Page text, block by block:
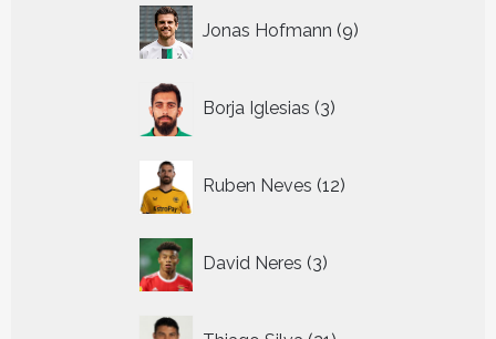
Jonas Hofmann 9
producten
Borja Iglesias 3
producten
Ruben Neves 12
producten
David Neres 3
producten